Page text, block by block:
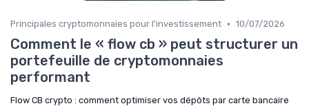
Principales cryptomonnaies pour l'investissement • 10/07/2026
Comment le « flow cb » peut structurer un
portefeuille de cryptomonnaies
performant
Flow CB crypto : comment optimiser vos dépôts par carte bancaire